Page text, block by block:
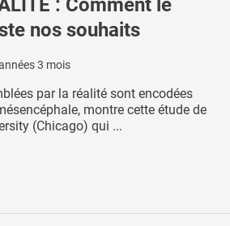
: Comment le
nos souhaits
3 mois
par la réalité sont encodées
montre cette étude de
(Chicago) qui ...